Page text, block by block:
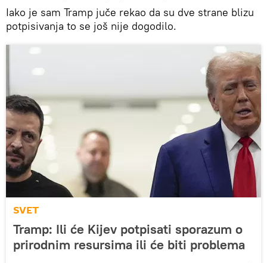
Iako je sam Tramp juče rekao da su dve strane blizu
potpisivanja to se još nije dogodilo.
SVET
Tramp: Ili će Kijev potpisati sporazum o
prirodnim resursima ili će biti problema